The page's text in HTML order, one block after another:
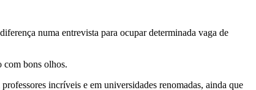
numa entrevista para ocupar determinada vaga de
com bons olhos.
incríveis e em universidades renomadas, ainda que